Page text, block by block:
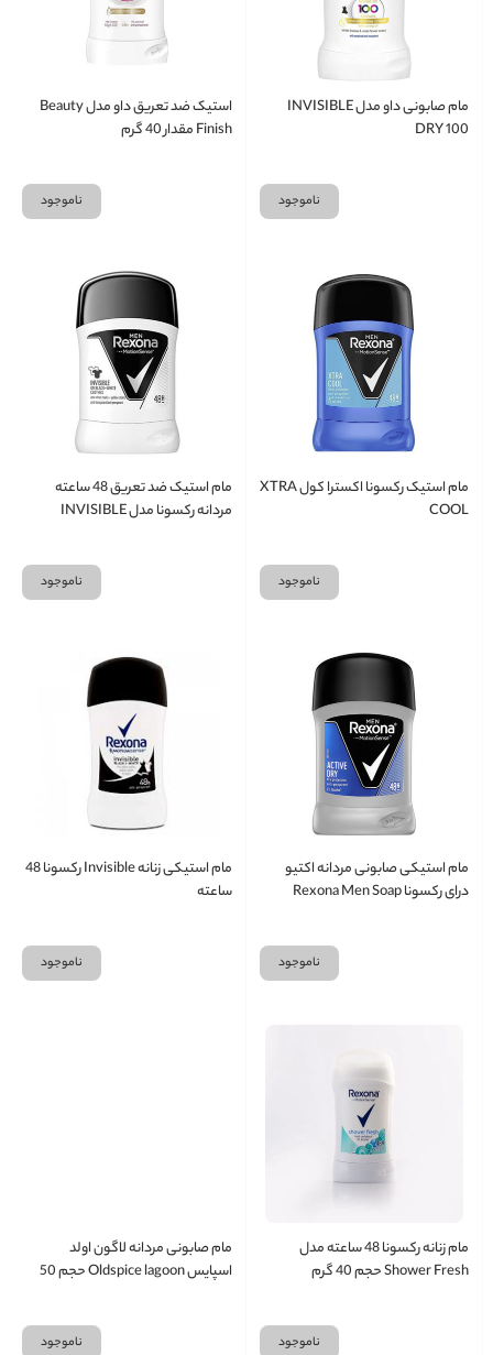
مام صابونی داو مدل INVISIBLE
DRY 100
ناموجود
استیک ضد تعریق داو مدل Beauty
Finish مقدار 40 گرم
ناموجود
مام استیک رکسونا اکسترا کول XTRA
COOL
ناموجود
مام استیک ضد تعریق 48 ساعته
مردانه رکسونا مدل INVISIBLE
ناموجود
مام استیکی صابونی مردانه اکتیو
درای رکسونا Rexona Men Soap
ناموجود
مام استیکی زنانه Invisible رکسونا 48
ساعته
ناموجود
مام زنانه رکسونا 48 ساعته مدل
Shower Fresh حجم 40 گرم
ناموجود
مام صابونی مردانه لاگون اولد
اسپایس Oldspice lagoon حجم 50
ناموجود